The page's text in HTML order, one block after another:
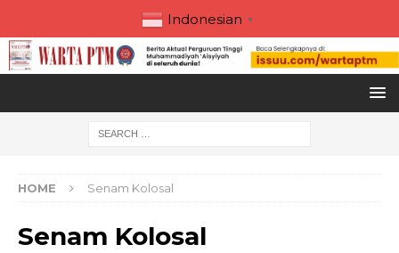
Indonesian ▼
HOME Senam Kolosal
Senam Kolosal